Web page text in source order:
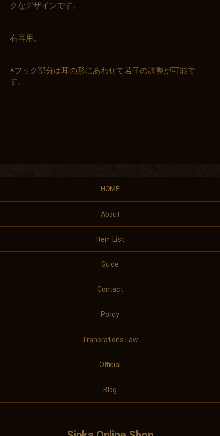
クなデザインです。
右耳用。
※フック部分は耳の形にあわせて若干の調整が可能で
す。
HOME
About
Item List
Guide
Contact
Policy
Transrations Law
Official
Blog